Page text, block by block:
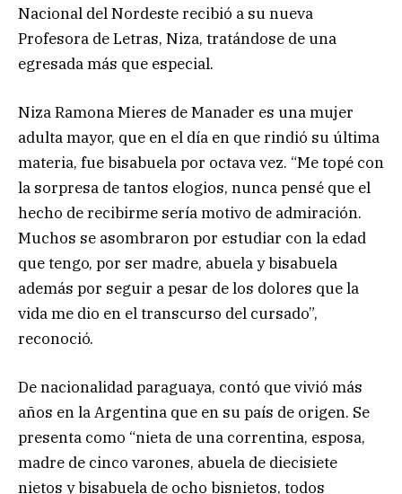
Nacional del Nordeste recibió a su nueva
Profesora de Letras, Niza, tratándose de una
egresada más que especial.
Niza Ramona Mieres de Manader es una mujer
adulta mayor, que en el día en que rindió su última
materia, fue bisabuela por octava vez. “Me topé con
la sorpresa de tantos elogios, nunca pensé que el
hecho de recibirme sería motivo de admiración.
Muchos se asombraron por estudiar con la edad
que tengo, por ser madre, abuela y bisabuela
además por seguir a pesar de los dolores que la
vida me dio en el transcurso del cursado”,
reconoció.
De nacionalidad paraguaya, contó que vivió más
años en la Argentina que en su país de origen. Se
presenta como “nieta de una correntina, esposa,
madre de cinco varones, abuela de diecisiete
nietos y bisabuela de ocho bisnietos, todos